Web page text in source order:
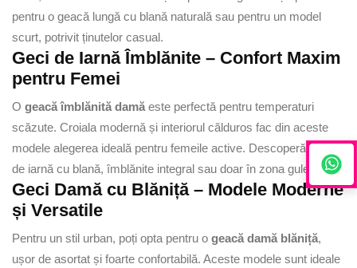
pentru o geacă lungă cu blană naturală sau pentru un model
scurt, potrivit ținutelor casual.
Geci de Iarnă Îmblănite – Confort Maxim
pentru Femei
O geacă îmblănită damă este perfectă pentru temperaturi
scăzute. Croiala modernă și interiorul călduros fac din aceste
modele alegerea ideală pentru femeile active. Descoperă geci
de iarnă cu blană, îmblănite integral sau doar în zona gulerului.
Geci Damă cu Blăniță – Modele Moderne
și Versatile
Pentru un stil urban, poți opta pentru o geacă damă blăniță,
ușor de asortat și foarte confortabilă. Aceste modele sunt ideale